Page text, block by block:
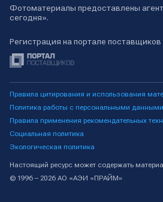
Фотоматериалы предоставлены
сегодня».
Регистрация на портале поставщиков
Правила цитирования и использования
Политика работы с персональными данными
Правила применения рекомендательных
Социальная политика
Экологическая политика
Настоящий ресурс может содержать
© 1996 – 2026 АО «АЭИ «ПРАЙМ»